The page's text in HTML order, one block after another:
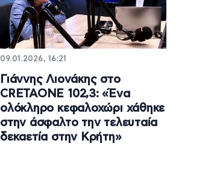
09.01.2026, 16:21
Γιάννης Λιονάκης στο
CRETAONE 102,3: «Ένα
ολόκληρο κεφαλοχώρι χάθηκε
στην άσφαλτο την τελευταία
δεκαετία στην Κρήτη»